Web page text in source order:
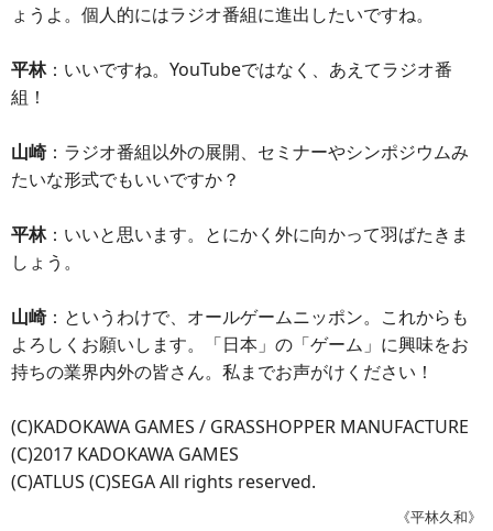
ょうよ。個人的にはラジオ番組に進出したいですね。
平林：いいですね。YouTubeではなく、あえてラジオ番
組！
山崎：ラジオ番組以外の展開、セミナーやシンポジウムみ
たいな形式でもいいですか？
平林：いいと思います。とにかく外に向かって羽ばたきま
しょう。
山崎：というわけで、オールゲームニッポン。これからも
よろしくお願いします。「日本」の「ゲーム」に興味をお
持ちの業界内外の皆さん。私までお声がけください！
(C)KADOKAWA GAMES / GRASSHOPPER MANUFACTURE
(C)2017 KADOKAWA GAMES
(C)ATLUS (C)SEGA All rights reserved.
《平林久和》